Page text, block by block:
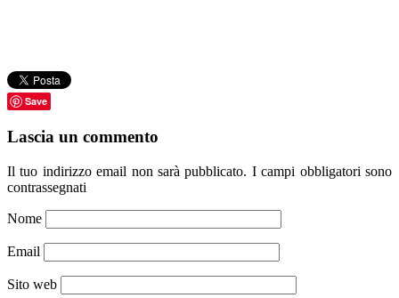
Save
Lascia un commento
Il tuo indirizzo email non sarà pubblicato. I campi obbligatori sono
contrassegnati
Nome
Email
Sito web